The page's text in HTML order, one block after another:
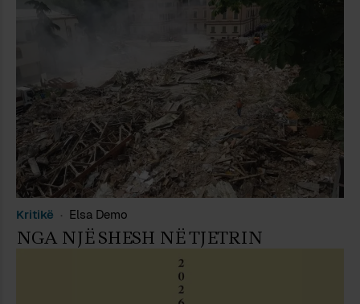
Kritikë Elsa Demo
NGA NJË SHESH NË TJETRIN